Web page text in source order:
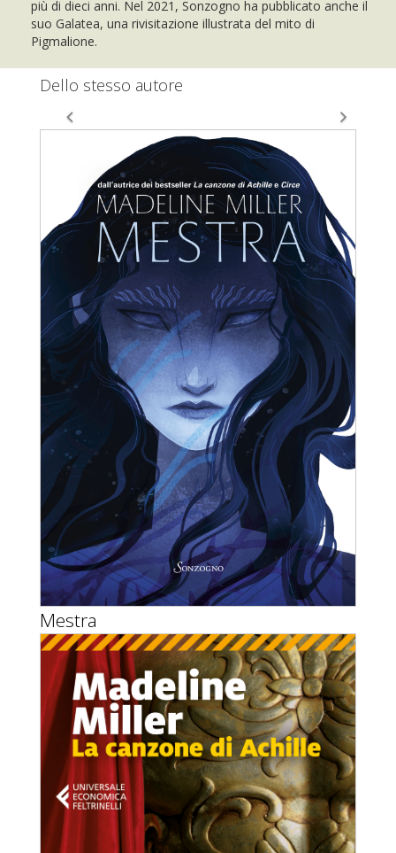
più di dieci anni. Nel 2021, Sonzogno ha pubblicato anche il
suo Galatea, una rivisitazione illustrata del mito di
Pigmalione.
Dello stesso autore
Mestra